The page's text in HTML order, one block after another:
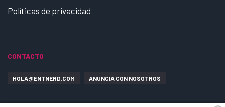
Políticas de privacidad
CONTACTO
HOLA@ENTNERD.COM ANUNCIA CON NOSOTROS